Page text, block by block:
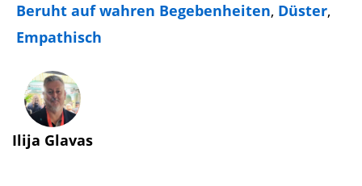
Beruht auf wahren Begebenheiten, Düster,
Empathisch
Ilija Glavas